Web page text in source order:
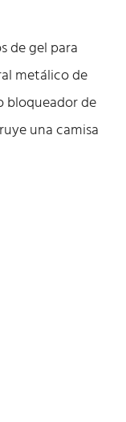
de gel para
metálico de
bloqueador de
una camisa